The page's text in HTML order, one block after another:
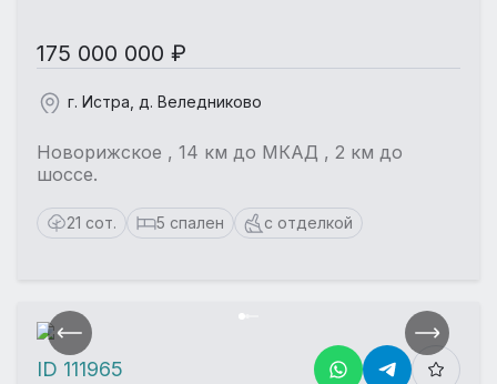
175 000 000 ₽
г. Истра, д. Веледниково
Новорижское , 14 км до МКАД , 2 км до
шоссе.
21 сот. 5 спален с отделкой
ID 111965